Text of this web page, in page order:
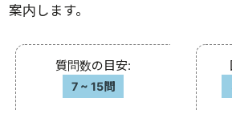
案内します。
質問数の目安:
7~ 15問